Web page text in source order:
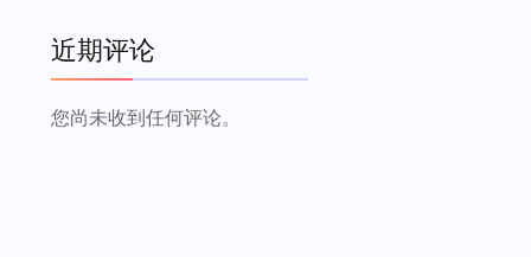
近期评论
您尚未收到任何评论。